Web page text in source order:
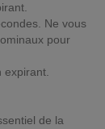
Ne vous
pour
de la